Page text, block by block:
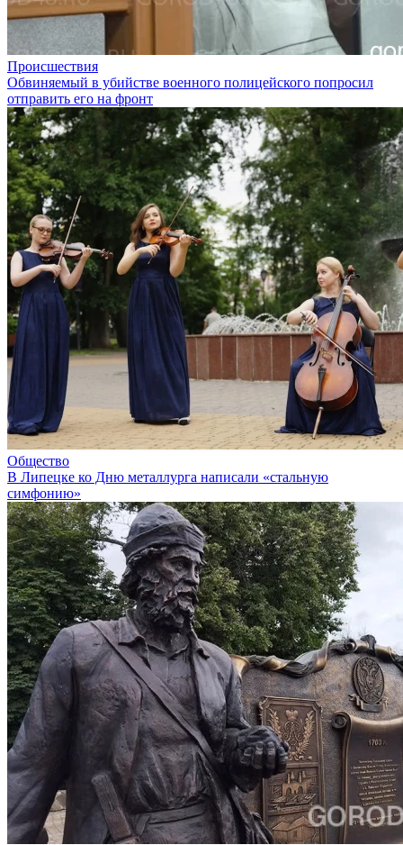
Происшествия
Обвиняемый в убийстве военного полицейского попросил
отправить его на фронт
Общество
В Липецке ко Дню металлурга написали «стальную
симфонию»